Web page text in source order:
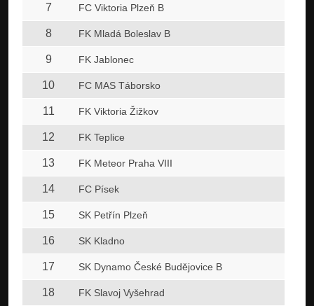
7 FC Viktoria Plzeň B
8 FK Mladá Boleslav B
9 FK Jablonec
10 FC MAS Táborsko
11 FK Viktoria Žižkov
12 FK Teplice
13 FK Meteor Praha VIII
14 FC Písek
15 SK Petřín Plzeň
16 SK Kladno
17 SK Dynamo České Budějovice B
18 FK Slavoj Vyšehrad